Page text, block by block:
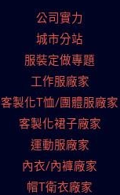
公司實力
城市分站
服裝定做專題
工作服廠家
客製化T恤/團體服廠家
客製化裙子廠家
運動服廠家
內衣/內褲廠家
帽T衛衣廠家